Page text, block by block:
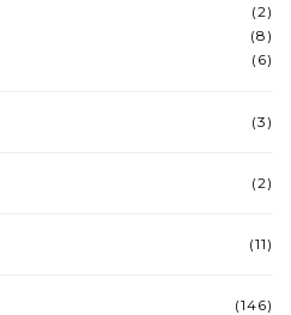
(2)
(8)
(6)
(3)
(2)
(11)
(146)